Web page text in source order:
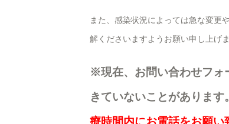
また、感染状況によっては急な変更
解くださいますようお願い申し上げま
※現在、お問い合わせフォ
きていないことがあります。
療時間内にお電話をお願い